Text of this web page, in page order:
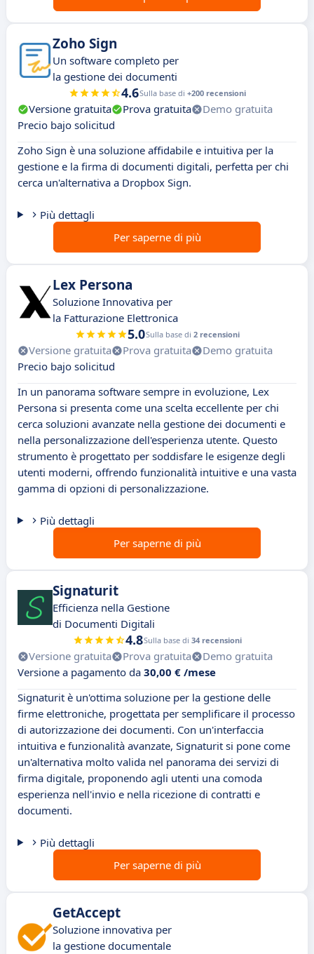
Zoho Sign
Un software completo per
la gestione dei documenti
4.6Sulla base di +200 recensioni
Versione gratuita Prova gratuita
Demo gratuita
Precio bajo solicitud
Zoho Sign è una soluzione affidabile e intuitiva per la
gestione e la firma di documenti digitali, perfetta per chi
cerca un'alternativa a Dropbox Sign.
Più dettagli
Per saperne di più
Lex Persona
Soluzione Innovativa per
la Fatturazione Elettronica
5.0Sulla base di 2 recensioni
Versione gratuita Prova gratuita
Demo gratuita
Precio bajo solicitud
In un panorama software sempre in evoluzione, Lex
Persona si presenta come una scelta eccellente per chi
cerca soluzioni avanzate nella gestione dei documenti e
nella personalizzazione dell'esperienza utente. Questo
strumento è progettato per soddisfare le esigenze degli
utenti moderni, offrendo funzionalità intuitive e una vasta
gamma di opzioni di personalizzazione.
Più dettagli
Per saperne di più
Signaturit
Efficienza nella Gestione
di Documenti Digitali
4.8Sulla base di 34 recensioni
Versione gratuita Prova gratuita
Demo gratuita
Versione a pagamento da 30,00 € /mese
Signaturit è un'ottima soluzione per la gestione delle
firme elettroniche, progettata per semplificare il processo
di autorizzazione dei documenti. Con un'interfaccia
intuitiva e funzionalità avanzate, Signaturit si pone come
un'alternativa molto valida nel panorama dei servizi di
firma digitale, proponendo agli utenti una comoda
esperienza nell'invio e nella ricezione di contratti e
documenti.
Più dettagli
Per saperne di più
GetAccept
Soluzione innovativa per
la gestione documentale